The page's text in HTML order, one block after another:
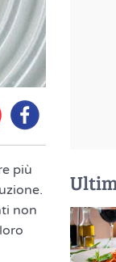
più
non